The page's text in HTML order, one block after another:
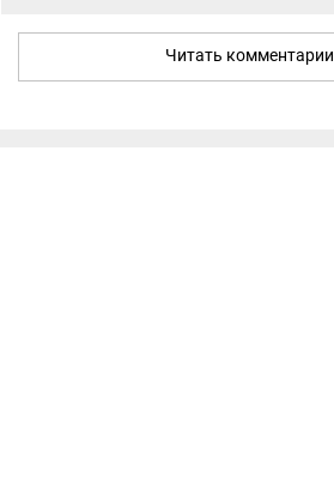
Читать комментарии